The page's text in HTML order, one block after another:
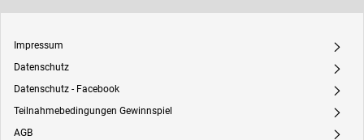
Impressum A
Datenschutz A
Datenschutz - Facebook A
Teilnahmebedingungen Gewinnspiel A
AGB A